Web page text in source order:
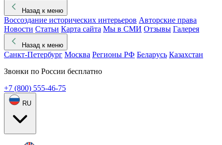
Назад к меню
Воссоздание исторических интерьеров Авторские права
Новости Статьи Карта сайта Мы в СМИ Отзывы Галерея
Назад к меню
Санкт-Петербург Москва Регионы РФ Беларусь Казахстан
Звонки по России бесплатно
+7 (800) 555-46-75
RU